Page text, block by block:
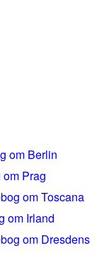
om Berlin
Prag
om Toscana
om Irland
om Dresdens